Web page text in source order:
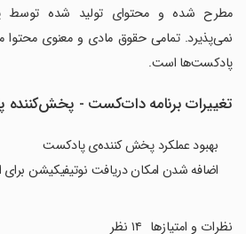
مطرح شده و محتوای تولید شده توسط
نمی‌پذیرد. تمامی حقوق مادی و معنوی محتوا
پادکست‌ها است.
تغییرات برنامه ‏‏‏دات‌کست -
بهبود عملکرد پخش کننده‌ی پادکست
اضافه شدن امکان دریافت نوتیفیکیشن برای
نظرات و امتیازها